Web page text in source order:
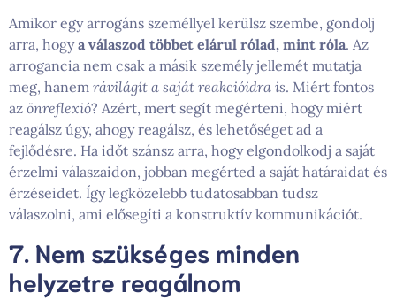
Amikor egy arrogáns személlyel kerülsz szembe, gondolj
arra, hogya válaszod többet elárul rólad, mint róla. Az
arrogancia nem csak a másik személy jellemét mutatja
meg, hanem rávilágít a saját reakcióidra is. Miért fontos
az önreflexió? Azért, mert segít megérteni, hogy miért
reagálsz úgy, ahogy reagálsz, és lehetőséget ad a
fejlődésre. Ha időt szánsz arra, hogy elgondolkodj a saját
érzelmi válaszaidon, jobban megérted a saját határaidat és
érzéseidet. Így legközelebb tudatosabban tudsz
válaszolni, ami elősegíti a konstruktív kommunikációt.
7. Nem szükséges minden
helyzetre reagálnom